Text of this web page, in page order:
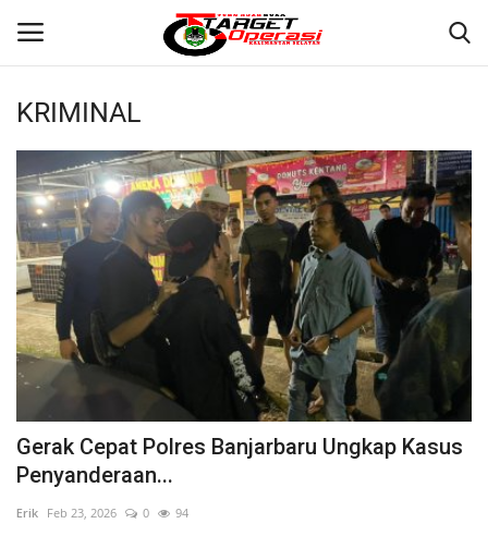
Login
Home
Contact
BANJARMASIN
KRIMINAL
HUKUM
PERISTIWA
KRIMINAL
Gerak Cepat Polres Banjarbaru Ungkap Kasus
Penyanderaan...
Erik Feb 23, 2026 0 94